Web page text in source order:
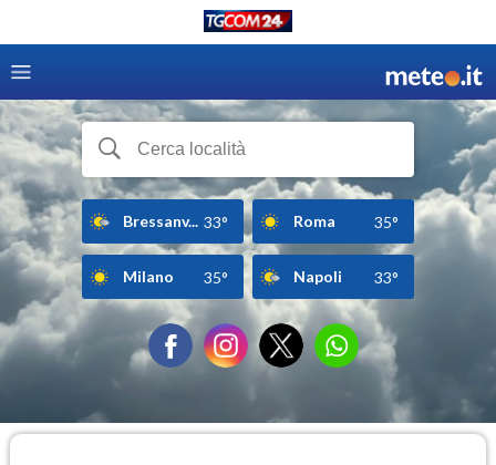
Bressanv... 33° Roma 35°
Milano 35° Napoli 33°